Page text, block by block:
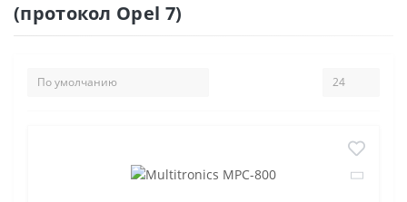
(протокол Opel 7)